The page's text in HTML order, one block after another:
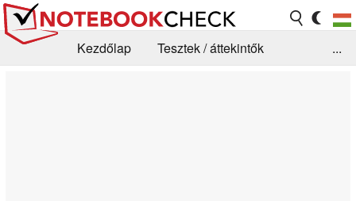
Kezdőlap
Tesztek / áttekintők
...